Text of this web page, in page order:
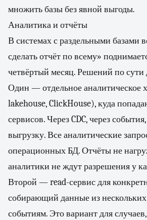
множить базы без явной выгоды.
Аналитика и отчёты
В системах с раздельными базами
сделать отчёт по всему»
четвёртый месяц. Решений по сути
Один — отдельное аналитическое
lakehouse, ClickHouse), куда
сервисов. Через CDC, через
выгрузку. Все аналитические
операционных БД. Отчёты не
аналитики не ждут разрешения у
Второй — read-сервис для
собирающий данные из
событиям. Это вариант для